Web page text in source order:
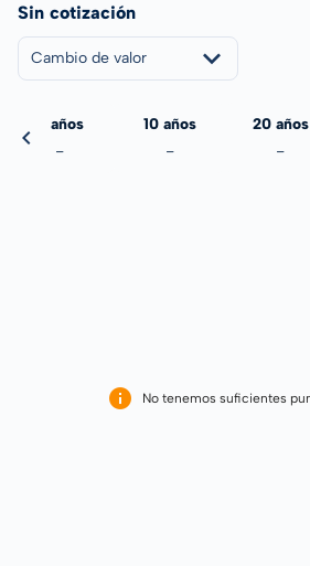
Sin cotización
Cambio de valor
5 años
-
10 años
-
20 años
-
No tenemos suficientes